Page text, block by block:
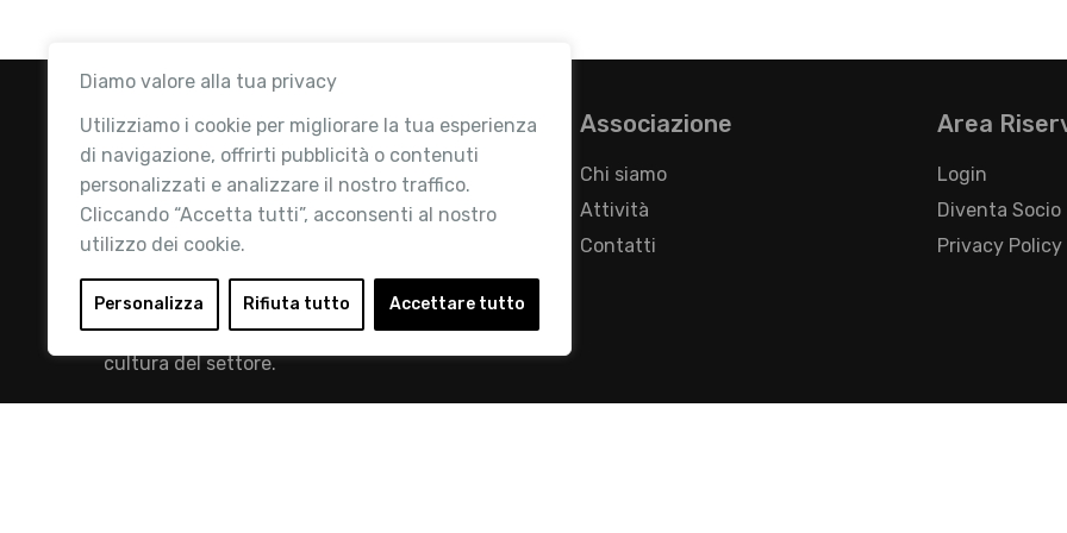
Diamo valore alla tua privacy
Utilizziamo i cookie per migliorare la tua esperienza
di navigazione, offrirti pubblicità o contenuti
personalizzati e analizzare il nostro traffico.
Cliccando “Accetta tutti”, acconsenti al nostro
utilizzo dei cookie.
Personalizza Rifiuta tutto Accettare tutto
Retail Institute Italy è l’Associazione di
riferimento per l'Ecosistema Retail: la nostra
mission è quella di promuovere lo sviluppo e la
cultura del settore.
Associazione
Chi siamo
Attività
Contatti
Area
Login
Diventa Socio
Privacy Policy